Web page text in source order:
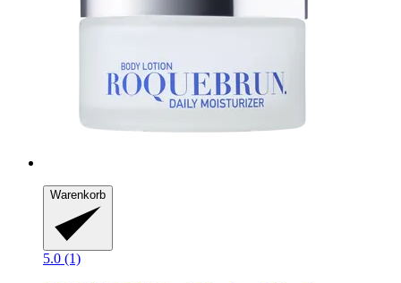
Warenkorb
5.0 (1)